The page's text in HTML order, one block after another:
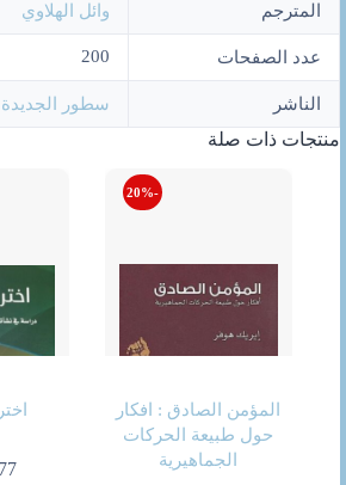
المترجم وائل الهلاوي
عدد الصفحات 200
الناشر سطور الجديدة
منتجات ذات صلة
-20%
المؤمن الصادق : افكار
حول طبيعة الحركات
الجماهيرية